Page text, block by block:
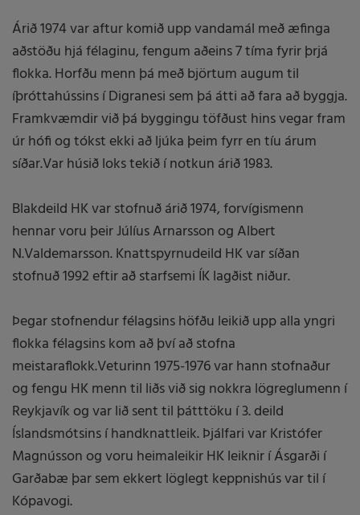
Árið 1974 var aftur komið upp vandamál með æfinga
aðstöðu hjá félaginu, fengum aðeins 7 tíma fyrir þrjá
flokka. Horfðu menn þá með björtum augum til
íþróttahússins í Digranesi sem þá átti að fara að byggja.
Framkvæmdir við þá byggingu töfðust hins vegar fram
úr hófi og tókst ekki að ljúka þeim fyrr en tíu árum
síðar.Var húsið loks tekið í notkun árið 1983.
Blakdeild HK var stofnuð árið 1974, forvígismenn
hennar voru þeir Júlíus Arnarsson og Albert
N.Valdemarsson. Knattspyrnudeild HK var síðan
stofnuð 1992 eftir að starfsemi ÍK lagðist niður.
Þegar stofnendur félagsins höfðu leikið upp alla yngri
flokka félagsins kom að því að stofna
meistaraflokk.Veturinn 1975-1976 var hann stofnaður
og fengu HK menn til liðs við sig nokkra lögreglumenn í
Reykjavík og var lið sent til þátttöku í 3. deild
Íslandsmótsins í handknattleik. Þjálfari var Kristófer
Magnússon og voru heimaleikir HK leiknir í Ásgarði í
Garðabæ þar sem ekkert löglegt keppnishús var til í
Kópavogi.